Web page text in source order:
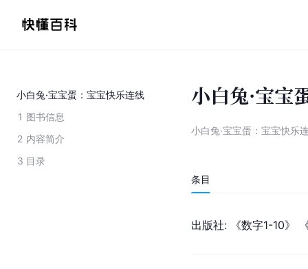
小白兔·宝宝蛋：宝宝快乐连线
1 图书信息
2 内容简介
3 目录
小白兔·宝宝
小白兔·宝宝蛋：宝宝快乐
条目
出版社: 《数字1-10》